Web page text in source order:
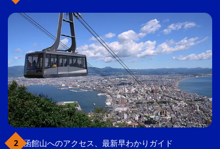
函館山へのアクセス、最新早わかりガイド